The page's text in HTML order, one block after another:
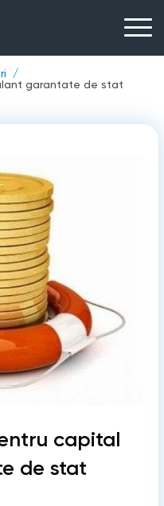
garantate de stat
capital
de stat